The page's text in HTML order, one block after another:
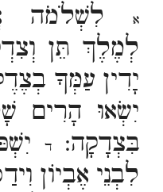
א
לִשְׁלֹמֹה
לְמֶלֶךְ תֵּן
יָדִין עַמְּךָ
יִשְׂאוּ הָרִים
בִּצְדָקָה:ד
לִבְנֵי אֶבְיוֹן